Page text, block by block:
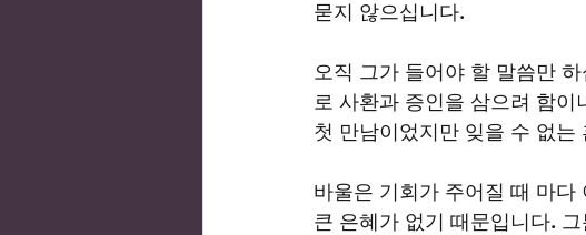
묻지 않으십니다.
오직 그가 들어야 할 말씀만
로 사환과 증인을 삼으려 함
첫 만남이었지만 잊을 수 없
바울은 기회가 주어질 때 마
큰 은혜가 없기 때문입니다.